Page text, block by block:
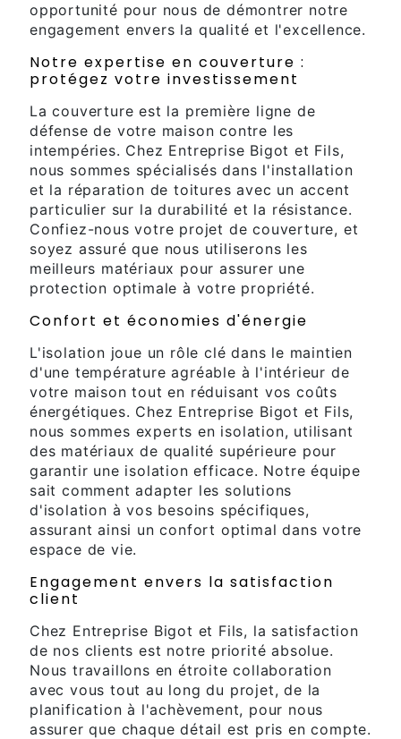
opportunité pour nous de démontrer notre
engagement envers la qualité et l'excellence.
Notre expertise en couverture :
protégez votre investissement
La couverture est la première ligne de
défense de votre maison contre les
intempéries. Chez Entreprise Bigot et Fils,
nous sommes spécialisés dans l'installation
et la réparation de toitures avec un accent
particulier sur la durabilité et la résistance.
Confiez-nous votre projet de couverture, et
soyez assuré que nous utiliserons les
meilleurs matériaux pour assurer une
protection optimale à votre propriété.
Confort et économies d'énergie
L'isolation joue un rôle clé dans le maintien
d'une température agréable à l'intérieur de
votre maison tout en réduisant vos coûts
énergétiques. Chez Entreprise Bigot et Fils,
nous sommes experts en isolation, utilisant
des matériaux de qualité supérieure pour
garantir une isolation efficace. Notre équipe
sait comment adapter les solutions
d'isolation à vos besoins spécifiques,
assurant ainsi un confort optimal dans votre
espace de vie.
Engagement envers la satisfaction
client
Chez Entreprise Bigot et Fils, la satisfaction
de nos clients est notre priorité absolue.
Nous travaillons en étroite collaboration
avec vous tout au long du projet, de la
planification à l'achèvement, pour nous
assurer que chaque détail est pris en compte.